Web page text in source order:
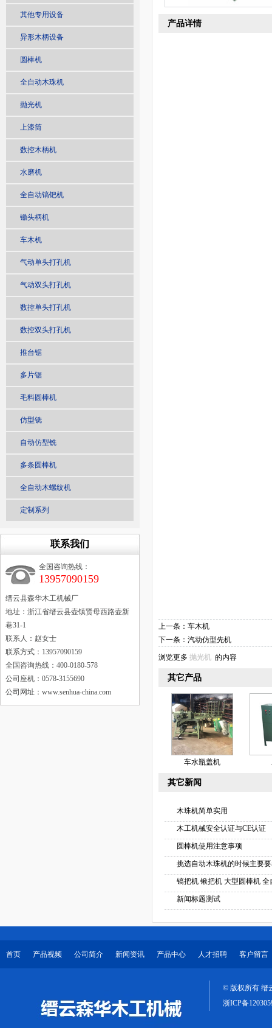
其他专用设备
异形木柄设备
圆棒机
全自动木珠机
抛光机
上漆筒
数控木柄机
水磨机
全自动镐钯机
锄头柄机
车木机
气动单头打孔机
气动双头打孔机
数控单头打孔机
数控双头打孔机
推台锯
多片锯
毛料圆棒机
仿型铣
自动仿型铣
多条圆棒机
全自动木螺纹机
定制系列
联系我们
全国咨询热线：
13957090159
缙云县森华木工机械厂
地址：浙江省缙云县壶镇贤母西路壶新
巷31-1
联系人：赵女士
联系方式：13957090159
全国咨询热线：400-0180-578
公司座机：0578-3155690
公司网址：www.senhua-china.com
产品详情
上一条： 车木机
下一条： 汽动仿型先机
浏览更多 抛光机 的内容
其它产品
车水瓶盖机
其它新闻
木珠机简单实用
木工机械安全认证与CE认证
圆棒机使用注意事项
挑选自动木珠机的时候主要
镐把机 锹把机 大型圆棒机 全
新闻标题测试
首页 产品视频 公司简介 新闻资讯 产品中心 人才招聘 客户留言
© 版权所有 缙
浙ICP备